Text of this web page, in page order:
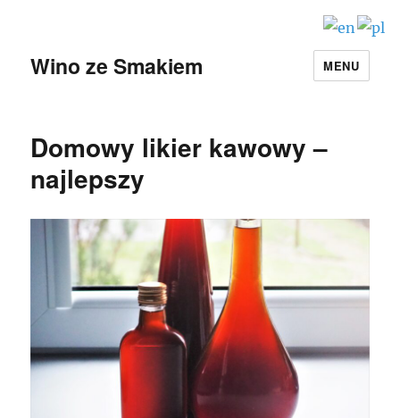
Wino ze Smakiem MENU
Domowy likier kawowy –
najlepszy